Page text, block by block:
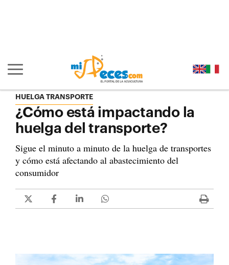
Mostrar/ocultar navegación principal
HUELGA TRANSPORTE
¿Cómo está impactando la
huelga del transporte?
Sigue el minuto a minuto de la huelga de transportes
y cómo está afectando al abastecimiento del
consumidor